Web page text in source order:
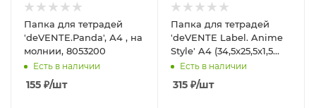
Папка для тетрадей
'deVENTE.Panda', А4 , на
молнии, 8053200
Есть в наличии
155 ₽/шт
Папка для тетрадей
'deVENTE Label. Anime
Style' A4 (34,5x25,5x1,5
см), 8053508
Есть в наличии
315 ₽/шт